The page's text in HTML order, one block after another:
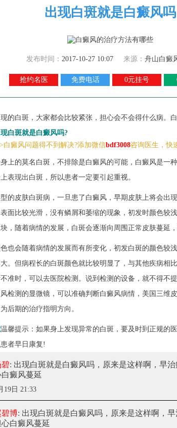
出现白斑就是白癜风吗
发布时间： 2017-10-27 10:07 来源： 舟山白癜
抢约名医 免费电话 0元挂号
的白斑，大家都会比较紧张，担心会不会得什么病。
白斑就是白癜风吗?
白癜风问题得不到解决?添加微信bdf3008咨询医生，快
上的莫名白斑，不排除是白癜风的可能，白癜风是一
表现出白斑，所以患者一定要引起重视。
的皮肤白斑病，一旦患了白癜风，早期皮肤上将会出
面比较光滑，没有鳞屑和萎缩的现象，初发时颜色较
，随着病情的发展，白斑会逐渐向周围正常皮肤蔓延，
也会随着病情的发展而有所变化，初发白斑的颜色较
。但病程长的白斑颜色就比较明显了，与其他疾病相
准时，可以去医院检测。说到检测的设备，就不得不
检测的显微镜，可以准确判断白癜风病情，美国三维
后期的治疗指明方向。
温馨提示：如果身上发现异常的白斑，要及时到正规的
者早日康复!
碧: 出现白斑就是白癜风吗，原来是这样啊，早
白癜风蔓延
19日 21:33
碧博: 出现白斑就是白癜风吗，原来是这样啊，
心白癜风蔓延